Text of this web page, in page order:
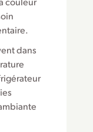
dans